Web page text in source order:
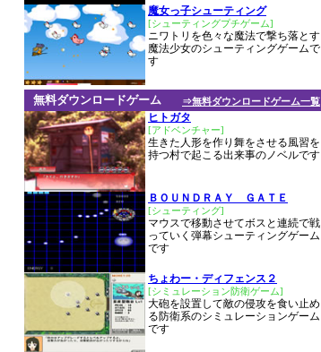
魔女っ子シューティング
[シューティングプチゲーム]
ニワトリを色々な魔法で撃ち落とす
魔法少女のシューティングゲームで
す
⇒無料ダウンロードゲーム一覧
無料ダウンロードゲーム
ヒトガタ
[アドベンチャー]
生きた人形を作り舞をさせる風習を
持つ村で起こる出来事のノベルです
ＢＯＵＮＤＲＡＹ ＧＡＴＥ
[シューティング]
マウスで移動させてボスと連続で戦
っていく弾幕シューティングゲーム
です
ちょわー・ディフェンス２
[シミュレーション防衛ゲーム]
大砲を設置して敵の侵攻を食い止め
る防衛系のシミュレーションゲーム
です